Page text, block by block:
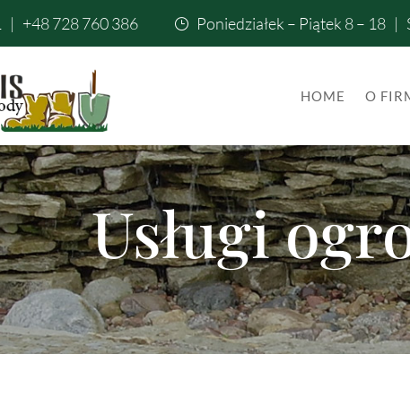
| +48 728 760 386 } Poniedziałek – Piątek 8 – 18 |
HOME O
Usługi